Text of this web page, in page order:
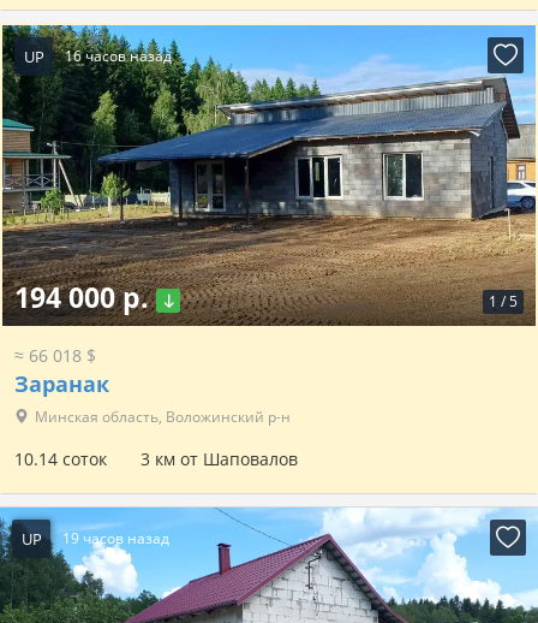
UP 16 часов назад
1 /5
194 000 р.
≈ 66 018 $
Заранак
Минская область, Воложинский р-н
10.14 соток 3 км от Шаповалов
UP 19 часов назад